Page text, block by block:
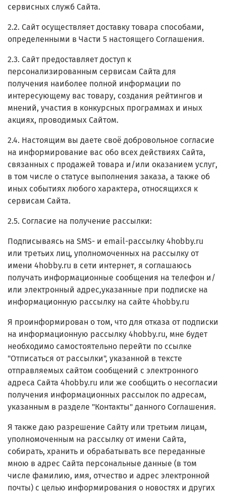
сервисных служб Сайта.
2.2. Сайт осуществляет доставку товара способами,
определенными в Части 5 настоящего Соглашения.
2.3. Сайт предоставляет доступ к
персонализированным сервисам Сайта для
получения наиболее полной информации по
интересующему вас товару, создания рейтингов и
мнений, участия в конкурсных программах и иных
акциях, проводимых Сайтом.
2.4. Настоящим вы даете своё добровольное согласие
на информирование вас обо всех действиях Сайта,
связанных с продажей товара и/или оказанием услуг,
в том числе о статусе выполнения заказа, а также об
иных событиях любого характера, относящихся к
сервисам Сайта.
2.5. Согласие на получение рассылки:
Подписываясь на SMS- и email-рассылку 4hobby.ru
или третьих лиц, уполномоченных на рассылку от
имени 4hobby.ru в сети интернет, я соглашаюсь
получать информационные сообщения на телефон и/
или электронный адрес,указанные при подписке на
информационную рассылку на сайте 4hobby.ru
Я проинформирован о том, что для отказа от подписки
на информационную рассылку 4hobby.ru, мне будет
необходимо самостоятельно перейти по ссылке
"Отписаться от рассылки", указанной в тексте
отправляемых сайтом сообщений с электронного
адреса Сайта 4hobby.ru или же сообщить о несогласии
получения информационных рассылок по адресам,
указанным в разделе "Контакты" данного Соглашения.
Я также даю разрешение Сайту или третьим лицам,
уполномоченным на рассылку от имени Сайта,
собирать, хранить и обрабатывать все переданные
мною в адрес Сайта персональные данные (в том
числе фамилию, имя, отчество и адрес электронной
почты) с целью информирования о новостях и других